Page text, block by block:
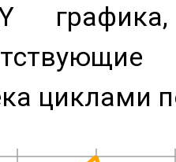
циклами